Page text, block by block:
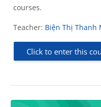
courses.
Teacher: Biện Thị Thanh
Click to enter this